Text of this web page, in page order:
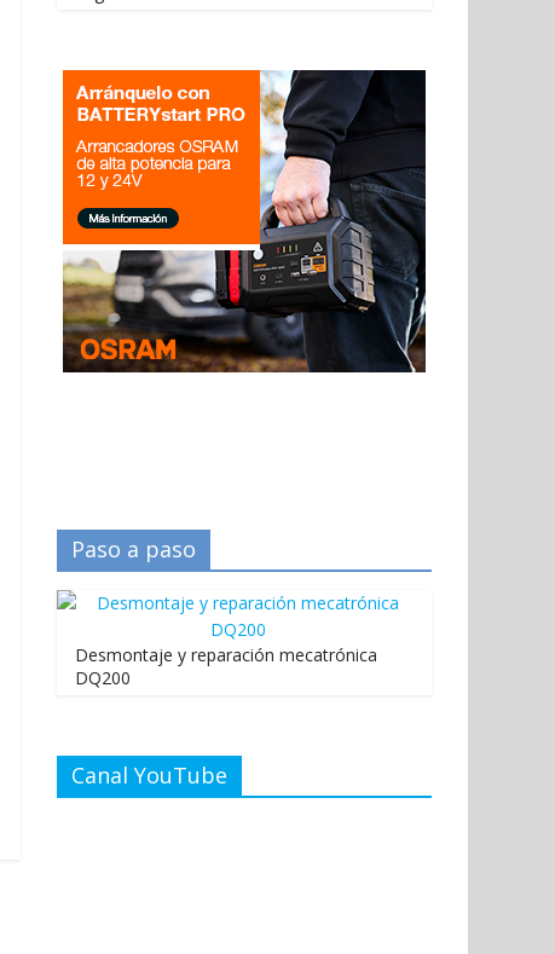
Paso a paso
Desmontaje y reparación mecatrónica
DQ200
Canal YouTube